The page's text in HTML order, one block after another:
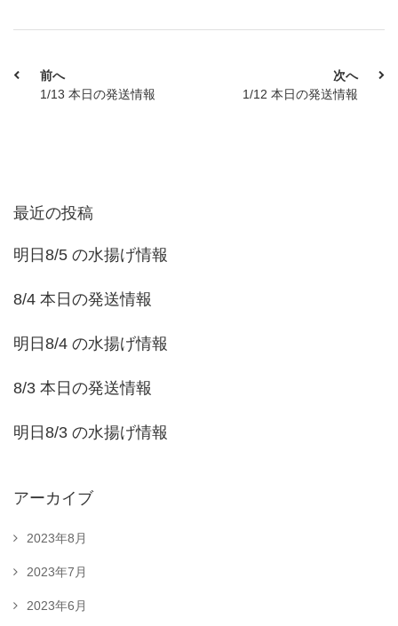
前へ
1/13 本日の発送情報
次へ
1/12 本日の発送情報
最近の投稿
明日8/5 の水揚げ情報
8/4 本日の発送情報
明日8/4 の水揚げ情報
8/3 本日の発送情報
明日8/3 の水揚げ情報
アーカイブ
2023年8月
2023年7月
2023年6月